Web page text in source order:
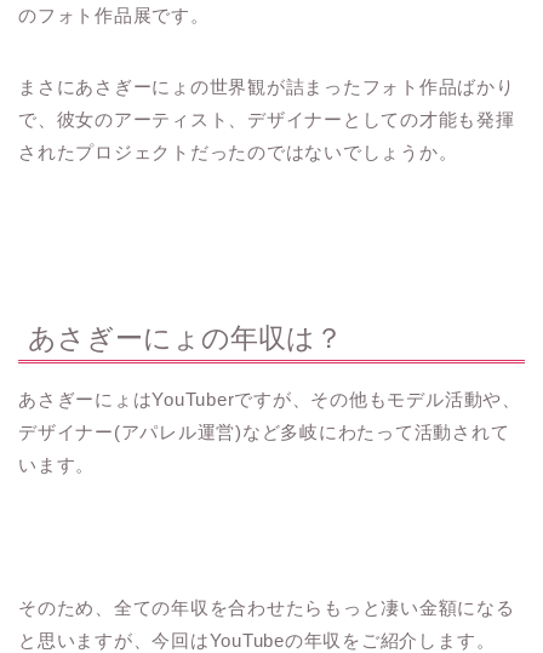
のフォト作品展です。
まさにあさぎーにょの世界観が詰まったフォト作品ばかり
で、彼女のアーティスト、デザイナーとしての才能も発揮
されたプロジェクトだったのではないでしょうか。
あさぎーにょの年収は？
あさぎーにょはYouTuberですが、その他もモデル活動や、
デザイナー(アパレル運営)など多岐にわたって活動されて
います。
そのため、全ての年収を合わせたらもっと凄い金額になる
と思いますが、今回はYouTubeの年収をご紹介します。